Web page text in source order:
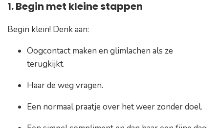
1. Begin met kleine stappen
Begin klein! Denk aan:
Oogcontact maken en glimlachen als ze
terugkijkt.
Haar de weg vragen.
Een normaal praatje over het weer zonder doel.